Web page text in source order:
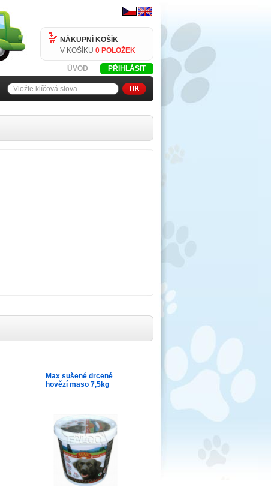
NÁKUPNÍ KOŠÍK
V KOŠÍKU 0 POLOŽEK
PŘIHLÁSIT
ÚVOD
Max sušené drcené
hovězí maso 7,5kg